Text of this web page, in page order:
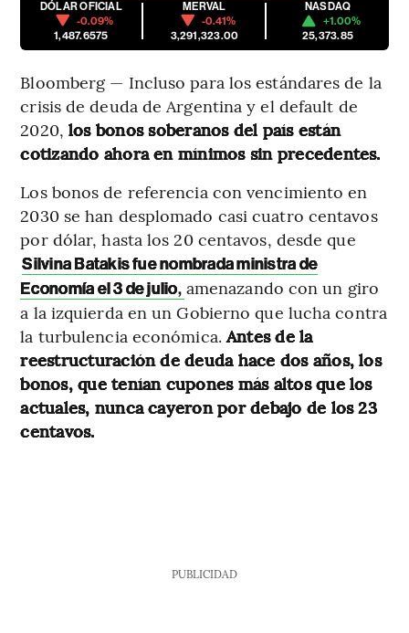
DÓLAR OFICIAL
-0.09%
1,487.6575
MERVAL
-0.41%
3,291,323.00
NASDAQ
+1.00%
25,373.85
Bloomberg — Incluso para los estándares de la
crisis de deuda de Argentina y el default de
2020, los bonos soberanos del país están
cotizando ahora en mínimos sin precedentes.
Los bonos de referencia con vencimiento en
2030 se han desplomado casi cuatro centavos
por dólar, hasta los 20 centavos, desde que
Silvina Batakis fue nombrada ministra de
Economía el 3 de julio, amenazando con un giro
a la izquierda en un Gobierno que lucha contra
la turbulencia económica.Antes de la
reestructuración de deuda hace dos años, los
bonos, que tenían cupones más altos que los
actuales, nunca cayeron por debajo de los 23
centavos.
PUBLICIDAD